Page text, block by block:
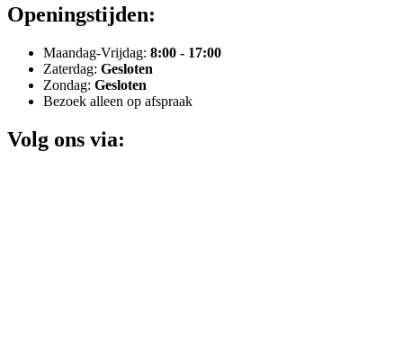
Openingstijden:
Maandag-Vrijdag: 8:00 - 17:00
Zaterdag: Gesloten
Zondag: Gesloten
Bezoek alleen op afspraak
Volg ons via: